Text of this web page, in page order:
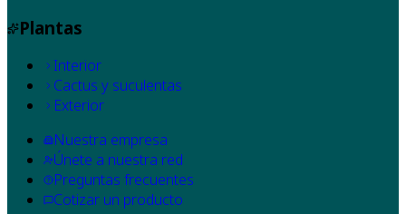
Plantas
Interior
Cactus y suculentas
Exterior
Nuestra empresa
Únete a nuestra red
Preguntas frecuentes
Cotizar un producto